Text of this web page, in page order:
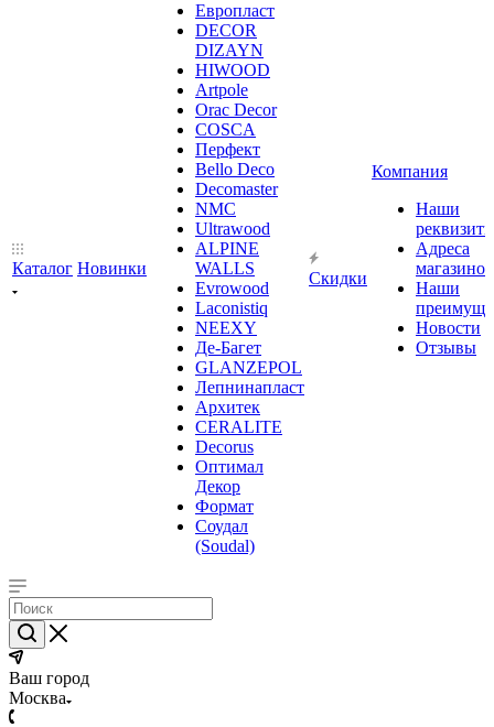
Каталог Новинки
Европласт
DECOR
DIZAYN
HIWOOD
Artpole
Orac Decor
COSCA
Перфект
Bello Deco
Decomaster
NMС
Ultrawood
ALPINE
WALLS
Evrowood
Laconistiq
NEEXY
Де-Багет
GLANZEPOL
Лепнинапласт
Архитек
CERALITE
Decorus
Оптимал
Декор
Формат
Соудал
(Soudal)
Скидки
Компания
Наши
Адреса
магазинов
Наши
Новости
Отзывы
Ваш город
Москва